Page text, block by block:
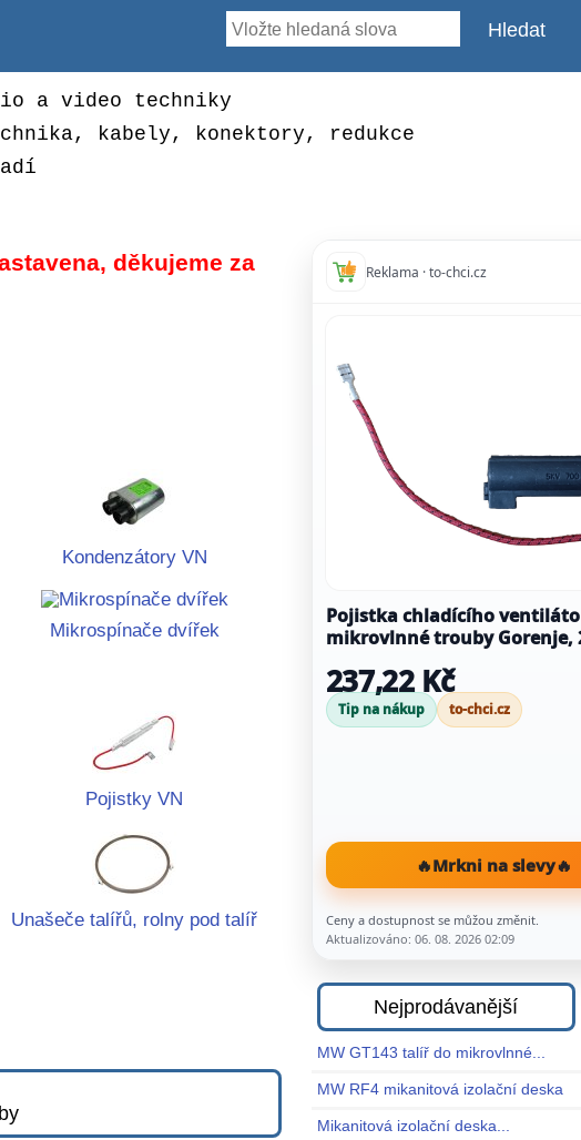
a video techniky
kabely, konektory, redukce
děkujeme za
Kondenzátory VN
Mikrospínače dvířek
Pojistky VN
Unašeče talířů, rolny pod talíř
Reklama · to-chci.cz
Pojistka chladícího
mikrovlnné trouby Gorenje,
237,22 Kč
Tip na nákup to-chci.cz
🔥Mrkni na slevy🔥
Ceny a dostupnost se můžou změnit.
Aktualizováno: 06. 08. 2026 02:09
Nejprodávanější
MW GT143 talíř do mikrovlnné...
MW RF4 mikanitová izolační deska
Mikanitová izolační deska...